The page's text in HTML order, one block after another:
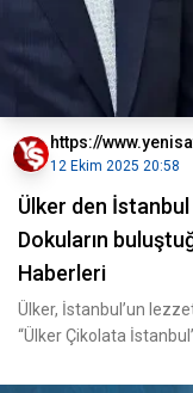
https://
12 Ekim 2025 20:58
Ülker den
Dokuların
Haberleri
Ülker, İstanbul’un
“Ülker Çikolata